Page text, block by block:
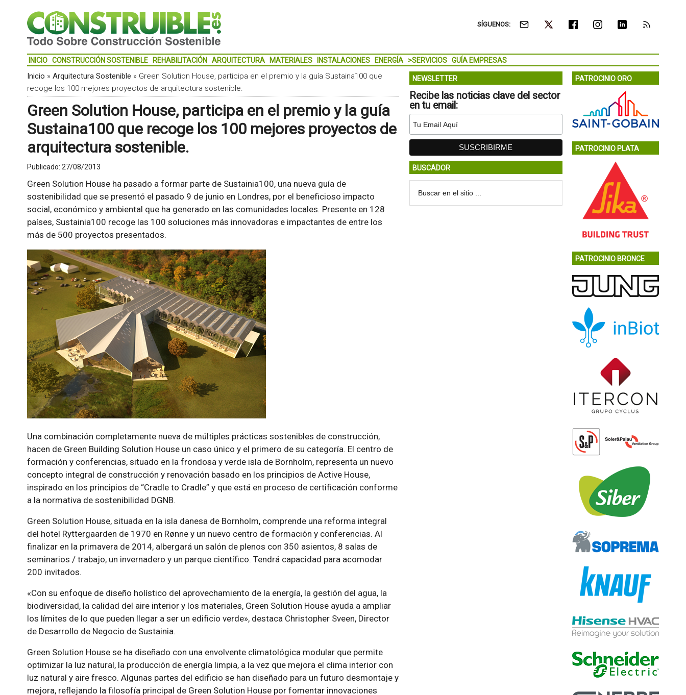
SÍGUENOS:
INICIO CONSTRUCCIÓN SOSTENIBLE REHABILITACIÓN ARQUITECTURA MATERIALES INSTALACIONES ENERGÍA >SERVICIOS GUÍA EMPRESAS
Inicio » Arquitectura Sostenible » Green Solution House, participa en el premio y la guía Sustaina100 que
recoge los 100 mejores proyectos de arquitectura sostenible.
Green Solution House, participa en el premio y la guía
Sustaina100 que recoge los 100 mejores proyectos de
arquitectura sostenible.
Publicado: 27/08/2013
Green Solution House ha pasado a formar parte de Sustainia100, una nueva guía de
sostenibilidad que se presentó el pasado 9 de junio en Londres, por el beneficioso impacto
social, económico y ambiental que ha generado en las comunidades locales. Presente en 128
países, Sustainia100 recoge las 100 soluciones más innovadoras e impactantes de entre los
más de 500 proyectos presentados.
Una combinación completamente nueva de múltiples prácticas sostenibles de construcción,
hacen de Green Building Solution House un caso único y el primero de su categoría. El centro de
formación y conferencias, situado en la frondosa y verde isla de Bornholm, representa un nuevo
concepto integral de construcción y renovación basado en los principios de Active House,
inspirado en los principios de “Cradle to Cradle” y que está en proceso de certificación conforme
a la normativa de sostenibilidad DGNB.
Green Solution House, situada en la isla danesa de Bornholm, comprende una reforma integral
del hotel Ryttergaarden de 1970 en Rønne y un nuevo centro de formación y conferencias. Al
finalizar en la primavera de 2014, albergará un salón de plenos con 350 asientos, 8 salas de
seminarios / trabajo, un invernadero y un parque científico. Tendrá capacidad para acomodar
200 invitados.
«Con su enfoque de diseño holístico del aprovechamiento de la energía, la gestión del agua, la
biodiversidad, la calidad del aire interior y los materiales, Green Solution House ayuda a ampliar
los límites de lo que pueden llegar a ser un edificio verde», destaca Christopher Sveen, Director
de Desarrollo de Negocio de Sustainia.
Green Solution House se ha diseñado con una envolvente climatológica modular que permite
optimizar la luz natural, la producción de energía limpia, a la vez que mejora el clima interior con
luz natural y aire fresco. Algunas partes del edificio se han diseñado para un futuro desmontaje y
mejora, reflejando la filosofía principal de Green Solution House por fomentar innovaciones
NEWSLETTER
Recibe las noticias clave del sector
en tu email:
BUSCADOR
PATROCINIO ORO
PATROCINIO PLATA
PATROCINIO BRONCE